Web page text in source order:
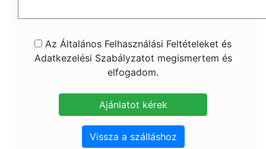
Az Általános Felhasználási Feltételeket és
Adatkezelési Szabályzatot megismertem és
elfogadom.
Vissza a szálláshoz